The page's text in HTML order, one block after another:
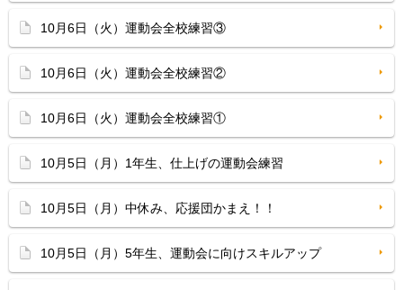
10月6日（火）運動会全校練習③
10月6日（火）運動会全校練習②
10月6日（火）運動会全校練習①
10月5日（月）1年生、仕上げの運動会練習
10月5日（月）中休み、応援団かまえ！！
10月5日（月）5年生、運動会に向けスキルアップ